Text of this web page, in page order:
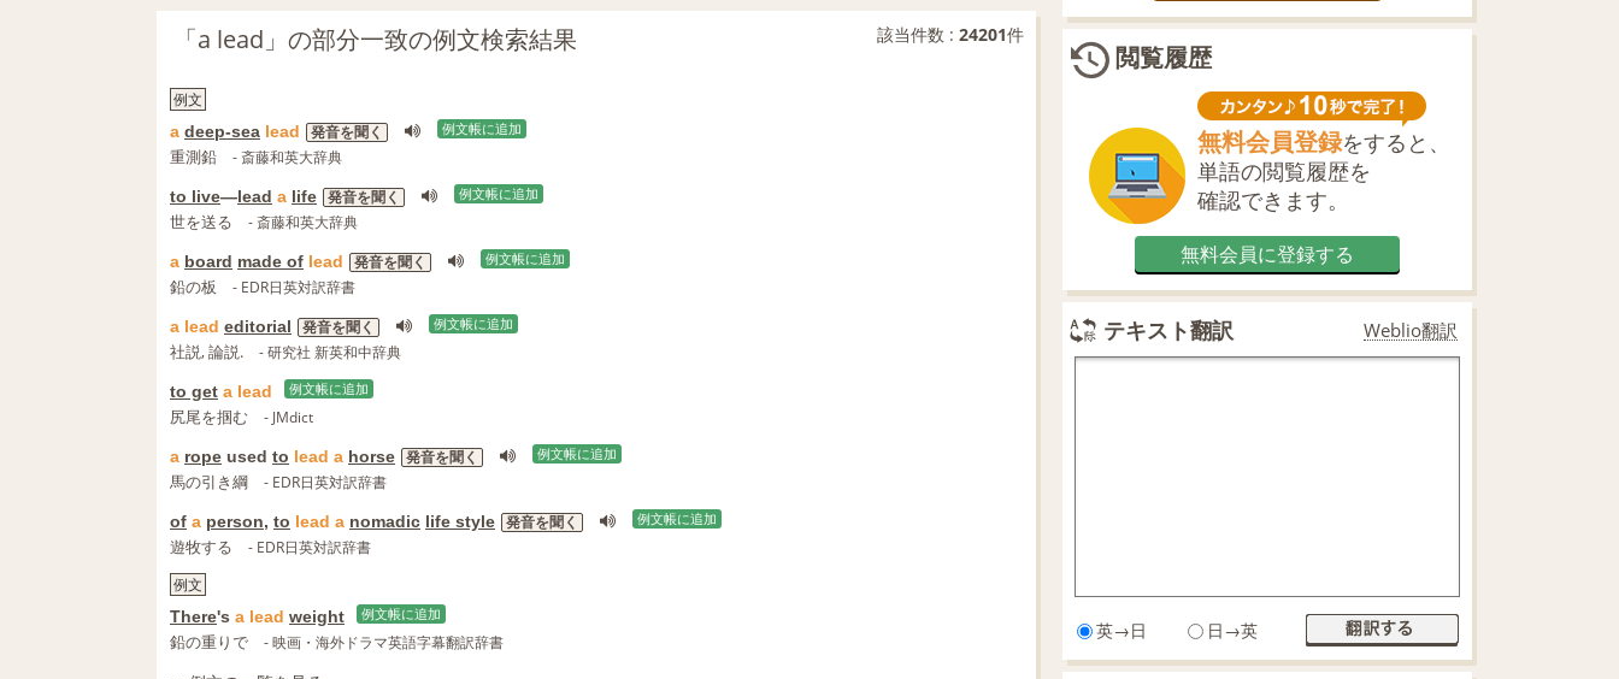
「a lead」の部分一致の例文検索結果 該当件数 : 24201件
例文
a deep-sea lead 発音を聞く 例文帳に追加
重測鉛 - 斎藤和英大辞典
to live―lead a life 発音を聞く 例文帳に追加
世を送る - 斎藤和英大辞典
a board made of lead 発音を聞く 例文帳に追加
鉛の板 - EDR日英対訳辞書
a lead editorial 発音を聞く 例文帳に追加
社説, 論説. - 研究社 新英和中辞典
to get a lead 例文帳に追加
尻尾を掴む - JMdict
a rope used to lead a horse 発音を聞く 例文帳に追加
馬の引き綱 - EDR日英対訳辞書
of a person, to lead a nomadic life style 発音を聞く 例文帳に追加
遊牧する
- EDR日英対訳辞書
例文
There's a lead weight 例文帳に追加
鉛の重りで - 映画・海外ドラマ英語字幕翻訳辞書
閲覧履歴
無料会員登録をすると、
単語の閲覧履歴を
確認できます。
無料会員に登録する
テキスト翻訳 Weblio翻訳
英→日 日→英